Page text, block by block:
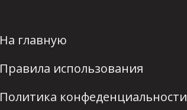
На главную
Правила использования
Политика конфеденциальности